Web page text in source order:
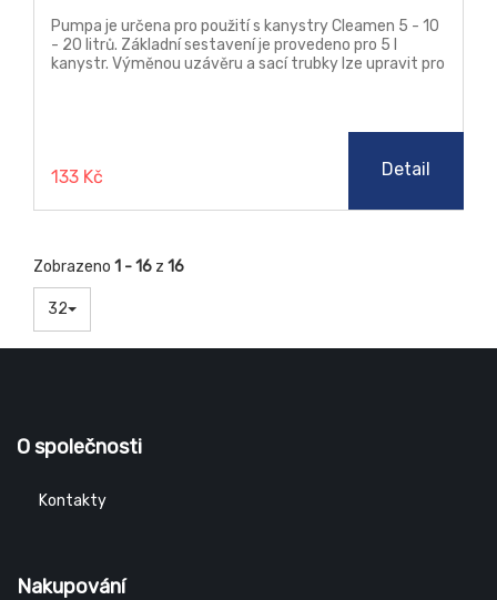
Pumpa je určena pro použití s kanystry Cleamen 5 - 10
- 20 litrů. Základní sestavení je provedeno pro 5 l
kanystr. Výměnou uzávěru a sací trubky lze upravit pro
133 Kč Detail
Zobrazeno 1 - 16 z 16
32
O společnosti
Kontakty
Nakupování